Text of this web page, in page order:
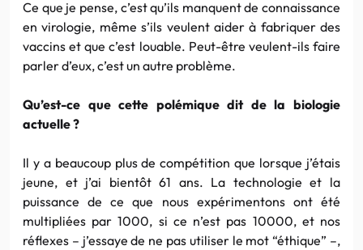
Ce que je pense, c’est qu’ils manquent de connaissance
en virologie, même s’ils veulent aider à fabriquer des
vaccins et que c’est louable. Peut-être veulent-ils faire
parler d’eux, c’est un autre problème.
Qu’est-ce que cette polémique dit de la biologie
actuelle ?
Il y a beaucoup plus de compétition que lorsque j’étais
jeune, et j’ai bientôt 61 ans. La technologie et la
puissance de ce que nous expérimentons ont été
multipliées par 1000, si ce n’est pas 10000, et nos
réflexes – j’essaye de ne pas utiliser le mot “éthique” –,